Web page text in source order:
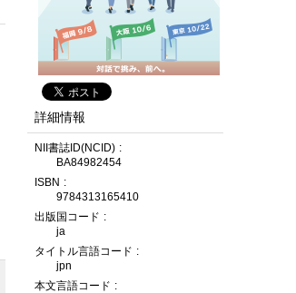
詳細情報
NII書誌ID(NCID)
BA84982454
ISBN
9784313165410
出版国コード
ja
タイトル言語コード
jpn
本文言語コード